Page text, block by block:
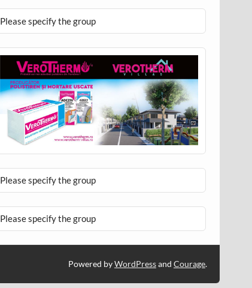
Please specify the group
Please specify the group
Please specify the group
Powered byWordPressand Courage.